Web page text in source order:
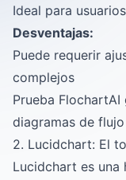
Ideal para
Desventajas:
Puede requerir
complejos
Prueba
diagramas de
2. Lucidchart: El
Lucidchart es una